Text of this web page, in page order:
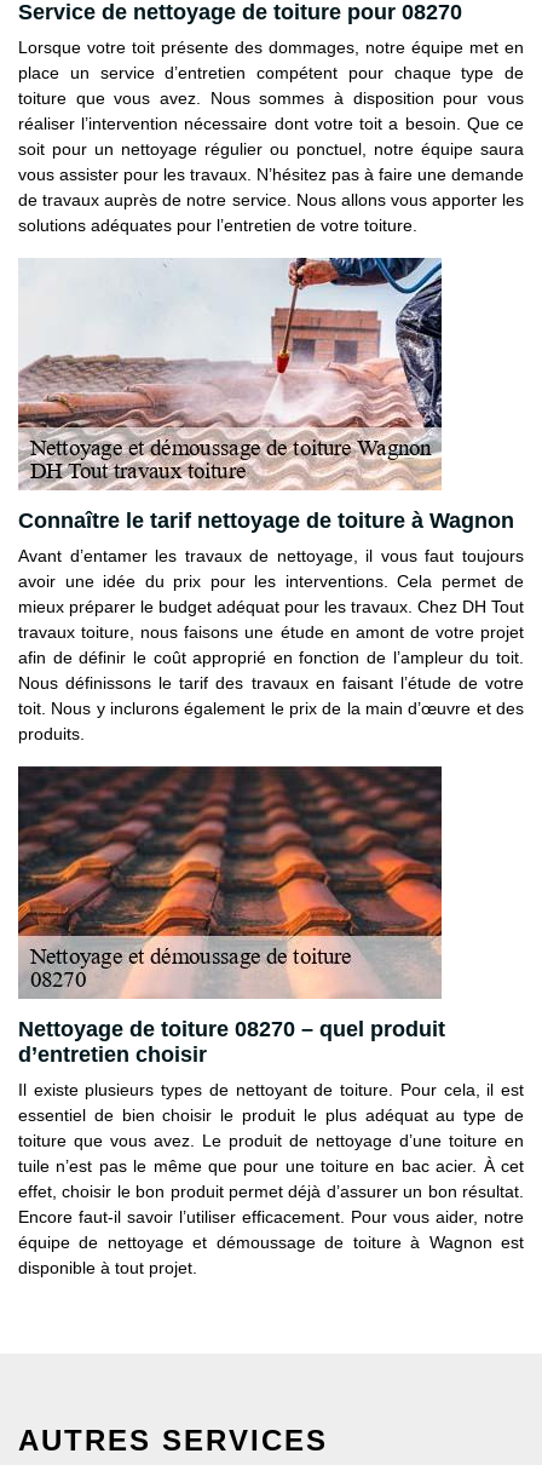
Service de nettoyage de toiture pour 08270
Lorsque votre toit présente des dommages, notre équipe met en
place un service d’entretien compétent pour chaque type de
toiture que vous avez. Nous sommes à disposition pour vous
réaliser l’intervention nécessaire dont votre toit a besoin. Que ce
soit pour un nettoyage régulier ou ponctuel, notre équipe saura
vous assister pour les travaux. N’hésitez pas à faire une demande
de travaux auprès de notre service. Nous allons vous apporter les
solutions adéquates pour l’entretien de votre toiture.
Connaître le tarif nettoyage de toiture à Wagnon
Avant d’entamer les travaux de nettoyage, il vous faut toujours
avoir une idée du prix pour les interventions. Cela permet de
mieux préparer le budget adéquat pour les travaux. Chez DH Tout
travaux toiture, nous faisons une étude en amont de votre projet
afin de définir le coût approprié en fonction de l’ampleur du toit.
Nous définissons le tarif des travaux en faisant l’étude de votre
toit. Nous y inclurons également le prix de la main d’œuvre et des
produits.
Nettoyage de toiture 08270 – quel produit
d’entretien choisir
Il existe plusieurs types de nettoyant de toiture. Pour cela, il est
essentiel de bien choisir le produit le plus adéquat au type de
toiture que vous avez. Le produit de nettoyage d’une toiture en
tuile n’est pas le même que pour une toiture en bac acier. À cet
effet, choisir le bon produit permet déjà d’assurer un bon résultat.
Encore faut-il savoir l’utiliser efficacement. Pour vous aider, notre
équipe de nettoyage et démoussage de toiture à Wagnon est
disponible à tout projet.
AUTRES SERVICES